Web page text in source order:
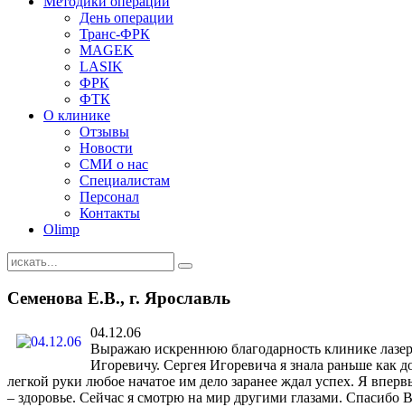
День операции
Транс-ФРК
MAGEK
LASIK
ФРК
ФТК
О клинике
Отзывы
Новости
СМИ о нас
Специалистам
Персонал
Контакты
Olimp
Семенова Е.В., г. Ярославль
04.12.06
Выражаю искреннюю благодарность клинике
Игоревичу. Сергея Игоревича я знала раньше как
легкой руки любое начатое им дело заранее ждал успех. Я
– здоровье. Сейчас я смотрю на мир другими глазами. Спасибо